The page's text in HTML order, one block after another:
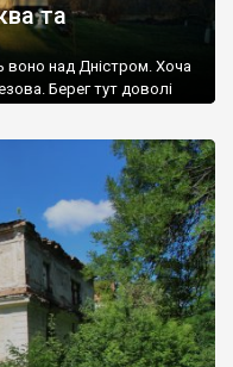
та
воно над Дністром. Хоча
Берег тут доволі
більшості навколишніх
церква. Точної дати […]